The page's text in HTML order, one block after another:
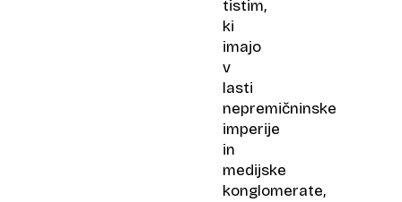
tistim,
ki
imajo
v
lasti
nepremičninske
imperije
in
medijske
konglomerate,